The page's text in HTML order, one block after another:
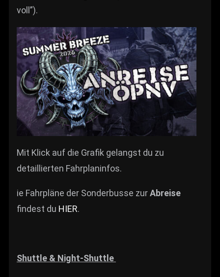
voll”).
Mit Klick auf die Grafik gelangst du zu
detaillierten Fahrplaninfos.
ie Fahrpläne der Sonderbusse zurAbreise
findest du HIER.
Shuttle & Night-Shuttle